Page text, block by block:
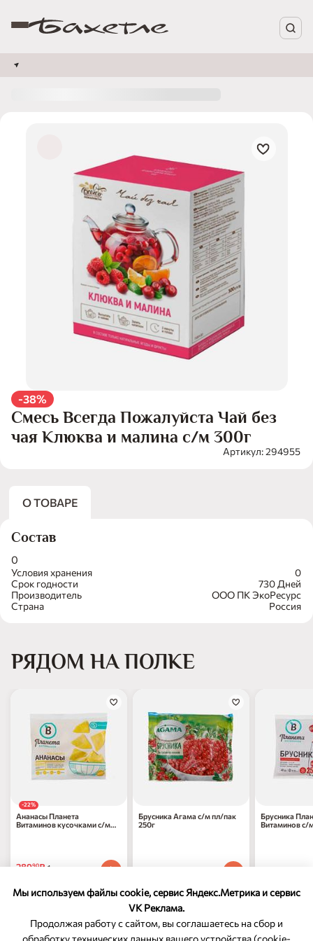
Мы используем файлы cookie, сервис Яндекс.Метрика и сервис
VK Реклама.
Продолжая работу с сайтом, вы соглашаетесь на сбор и
обработку технических данных вашего устройства (cookie-
-38%
Смесь Всегда Пожалуйста Чай без
чая Клюква и малина с/м 300г
Артикул: 294955
О ТОВАРЕ
Условия хранения
0
Срок годности
730 Дней
Производитель
ООО ПК ЭкоРесурс
Страна
Россия
Состав
0
РЯДОМ НА ПОЛКЕ
-22%
Ананасы Планета
Витаминов кусочками с/м
28990₽ 1 шт
Брусника Агама с/м пл/пак
250г
Брусника
Витаминов с/